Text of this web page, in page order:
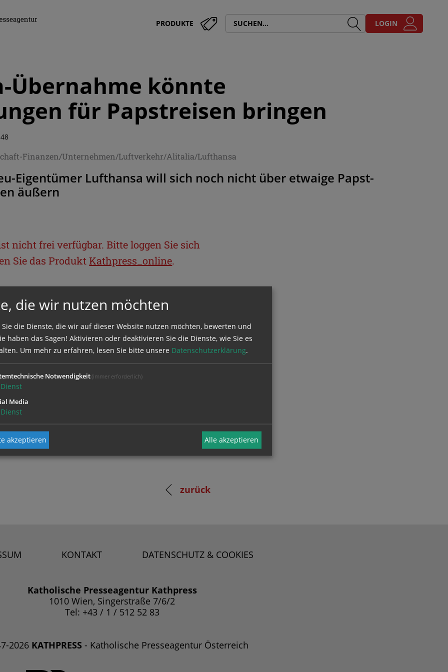
PRODUKTE LOGIN
Übernahme könnte
für Papstreisen bringen
Finanzen/Unternehmen/Luftverkehr/Alitalia/Lufthansa
Eigentümer Lufthansa will sich noch nicht über etwaige Papst-
äußern
nicht frei verfügbar. Bitte loggen Sie sich
Sie das Produkt Kathpress_online.
sich mit Ihrem Benutzernamen und
zurück
KONTAKT DATENSCHUTZ & COOKIES
Katholische Presseagentur Kathpress
1010 Wien, Singerstraße 7/6/2
Tel: +43 / 1 / 512 52 83
2026 KATHPRESS - Katholische Presseagentur Österreich
die wir nutzen möchten
Sie die Dienste, die wir auf dieser Website nutzen möchten, bewerten und
haben das Sagen! Aktivieren oder deaktivieren Sie die Dienste, wie Sie es
Um mehr zu erfahren, lesen Sie bitte unsere Datenschutzerklärung.
Notwendigkeit (immer erforderlich)
Dienst
Media
Dienst
akzeptieren Alle akzeptieren